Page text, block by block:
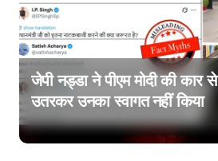
जेपी नड्डा ने पीएम मोदी की कार से
उतरकर उनका स्वागत नहीं किया